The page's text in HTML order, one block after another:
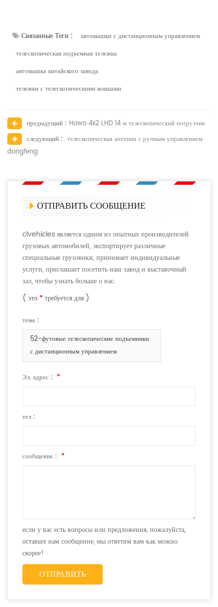
Связанные Теги :
автовышки с дистанционным управлением
телескопическая подъемная тележка
автовышка китайского завода
тележки с телескопическими ковшами
предыдущий : Howo 4x2 LHD 14 м телескопический погрузчик
следующий : телескопическая антенна с ручным управлением
dongfeng
ОТПРАВИТЬ СООБЩЕНИЕ
clvehicles является одним из опытных производителей
грузовых автомобилей, экспортирует различные
специальные грузовики, принимает индивидуальные
услуги, приглашает посетить наш завод и выставочный
зал, чтобы узнать больше о нас.
( это * требуется для )
тема :
52-футовые телескопические подъемники
с дистанционным управлением
Эл. адрес : *
тел :
сообщение : *
если у вас есть вопросы или предложения, пожалуйста,
оставьте нам сообщение, мы ответим вам как можно
скорее!